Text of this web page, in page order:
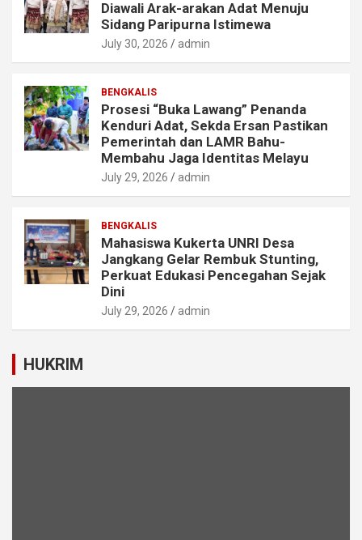
Diawali Arak-arakan Adat Menuju
Sidang Paripurna Istimewa
July 30, 2026 admin
BENGKALIS
Prosesi “Buka Lawang” Penanda
Kenduri Adat, Sekda Ersan Pastikan
Pemerintah dan LAMR Bahu-
Membahu Jaga Identitas Melayu
July 29, 2026 admin
BENGKALIS
Mahasiswa Kukerta UNRI Desa
Jangkang Gelar Rembuk Stunting,
Perkuat Edukasi Pencegahan Sejak
Dini
July 29, 2026 admin
HUKRIM